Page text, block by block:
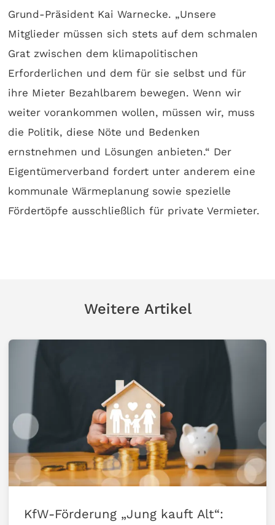
Grund-Präsident Kai Warnecke. „Unsere
Mitglieder müssen sich stets auf dem schmalen
Grat zwischen dem klimapolitischen
Erforderlichen und dem für sie selbst und für
ihre Mieter Bezahlbarem bewegen. Wenn wir
weiter vorankommen wollen, müssen wir, muss
die Politik, diese Nöte und Bedenken
ernstnehmen und Lösungen anbieten.“ Der
Eigentümerverband fordert unter anderem eine
kommunale Wärmeplanung sowie spezielle
Fördertöpfe ausschließlich für private Vermieter.
Weitere Artikel
KfW-Förderung „Jung kauft Alt“: